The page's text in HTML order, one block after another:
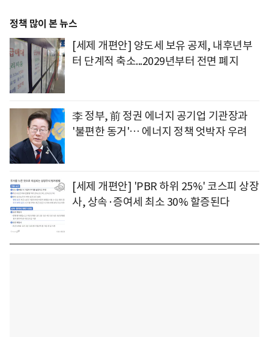
정책 많이 본 뉴스
[세제 개편안] 양도세 보유 공제, 내후년부
터 단계적 축소...2029년부터 전면 폐지
李 정부, 前 정권 에너지 공기업 기관장과
'불편한 동거'… 에너지 정책 엇박자 우려
[세제 개편안] 'PBR 하위 25%' 코스피 상장
사, 상속·증여세 최소 30% 할증된다